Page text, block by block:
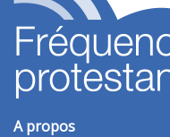
A propos